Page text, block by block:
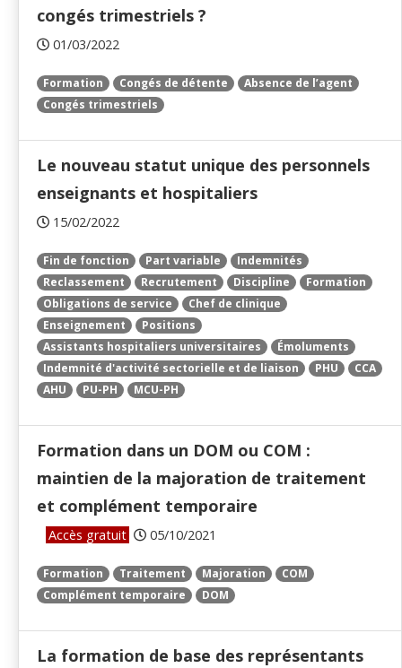
congés trimestriels ?
01/03/2022
Formation Congés de détente
Absence de l’agent
Congés trimestriels
Le nouveau statut unique des personnels
enseignants et hospitaliers
15/02/2022
Fin de fonction Part variable
Indemnités
Reclassement
Recrutement Discipline
Formation
Obligations de service
Chef de clinique
Enseignement
Positions
Assistants hospitaliers universitaires
Émoluments
Indemnité d'activité sectorielle et de liaison
PHU
CCA
AHU
PU-PH MCU-PH
Formation dans un DOM ou COM :
maintien de la majoration de traitement
et complément temporaire
Accès gratuit 05/10/2021
Formation Traitement Majoration
COM
Complément temporaire
DOM
La formation de base des représentants